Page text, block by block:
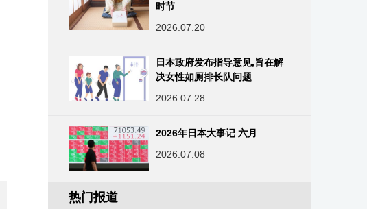
时节
2026.07.20
日本政府发布指导意见,旨在解
决女性如厕排长队问题
2026.07.28
2026年日本大事记 六月
2026.07.08
热门报道